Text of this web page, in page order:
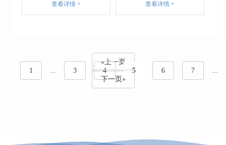
查看详情 + 查看详情 +
«上一页
1
... 3 4 5 6 7
...
下一页»